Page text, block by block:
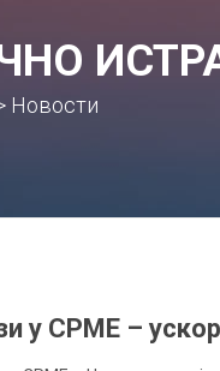
Новости
у CPME –